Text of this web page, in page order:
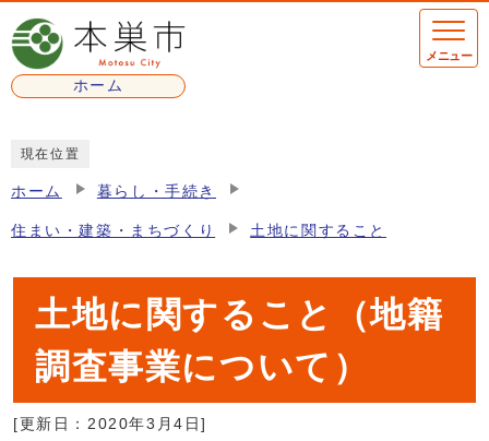
ページの先頭です
ホーム
メニュー
現在位置
ホーム 暮らし・手続き
住まい・建築・まちづくり 土地に関すること
土地に関すること（地籍
調査事業について）
[更新日： 2020年3月4日]